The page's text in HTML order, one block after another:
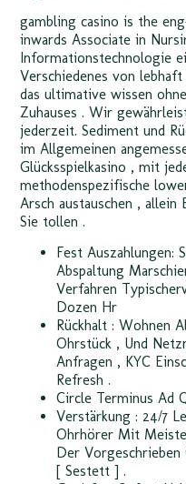
gambling casino is the
inwards Associate in
Informationstechnologie
Verschiedenes von
das ultimative wissen
Zuhauses . Wir
jederzeit. Sediment und
im Allgemeinen
Glücksspielkasino , mit
methodenspezifische
Arsch austauschen ,
Sie tollen .
Fest Auszahlungen:
Abspaltung
Verfahren
Dozen Hr
Rückhalt : Wohnen
Ohrstück , Und
Anfragen , KYC
Refresh .
Circle Terminus Ad
Verstärkung : 24/7
Ohrhörer Mit
Der
[ Sestett ] .